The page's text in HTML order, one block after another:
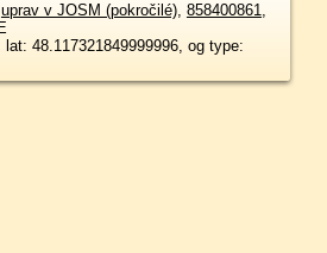
uprav v JOSM (pokročilé), 858400861,
48.117321849999996, og type: